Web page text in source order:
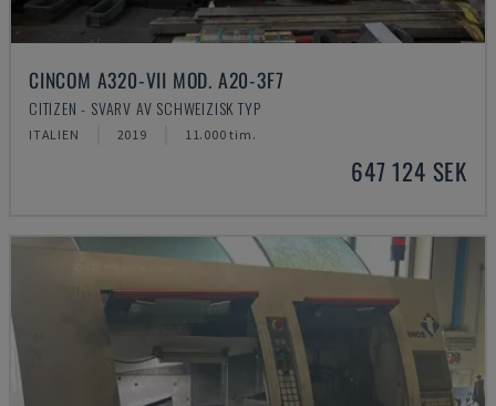
CINCOM A320-VII MOD. A20-3F7
CITIZEN - SVARV AV SCHWEIZISK TYP
ITALIEN 2019 11.000 tim.
647 124 SEK